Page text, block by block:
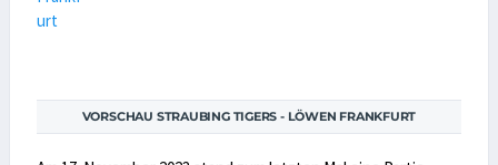
VORSCHAU STRAUBING TIGERS - LÖWEN FRANKFURT